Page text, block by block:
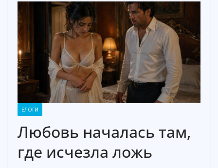
БЛОГИ
Любовь началась там,
где исчезла ложь